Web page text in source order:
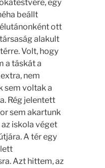
egy
beállt
ott
alakult
Volt, hogy
a táskát a
nem
sem voltak a
Rég jelentett
sem akartunk
iskola véget
A tér egy
Azt hittem, az